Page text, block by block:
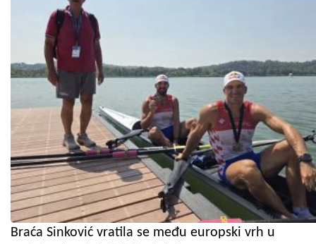
Braća Sinković vratila se među europski vrh u